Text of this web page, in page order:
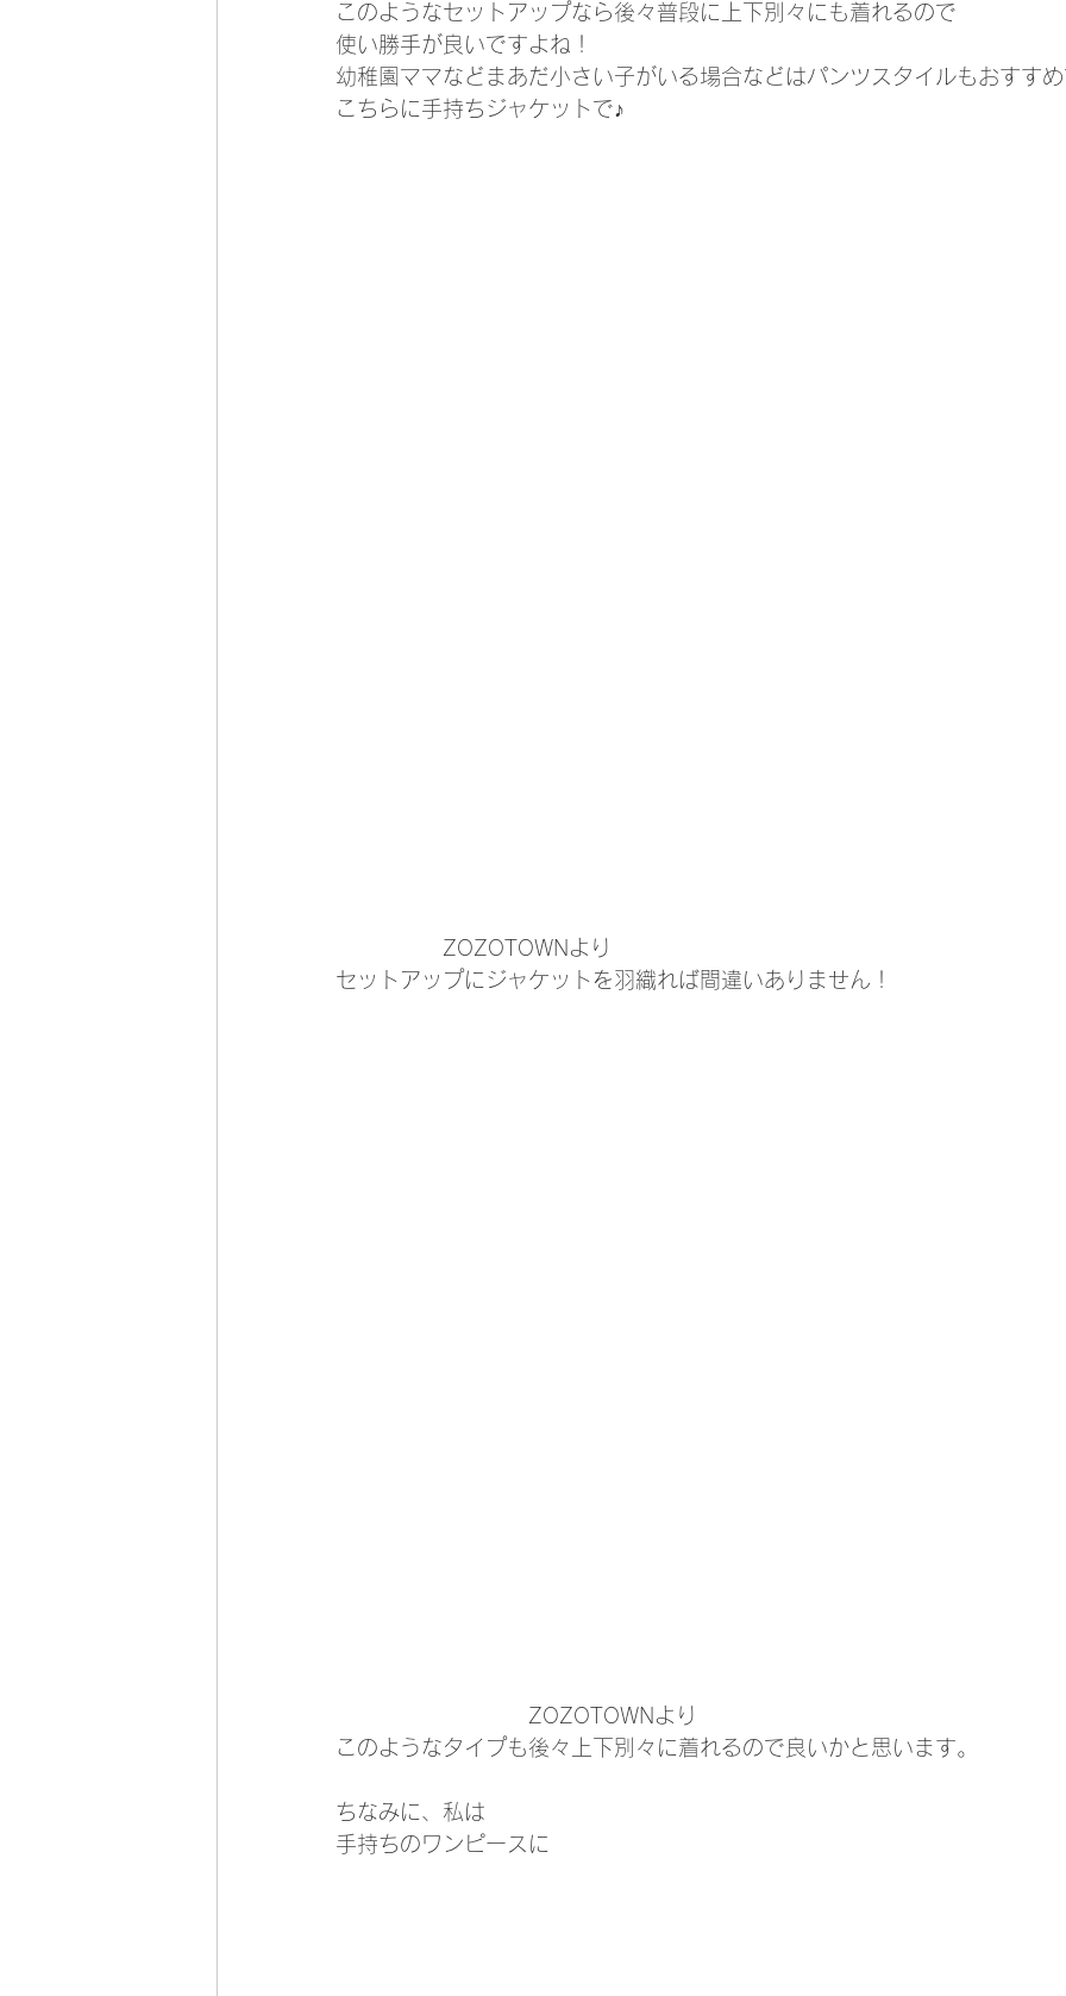
このようなセットアップなら後々普段に上下別々にも着れるので
使い勝手が良いですよね！
幼稚園ママなどまあだ小さい子がいる場合などはパンツスタイルもおすす
こちらに手持ちジャケットで♪
ZOZOTOWNより
セットアップにジャケットを羽織れば間違いありません！
ZOZOTOWNより
このようなタイプも後々上下別々に着れるので良いかと思います。
ちなみに、私は
手持ちのワンピースに